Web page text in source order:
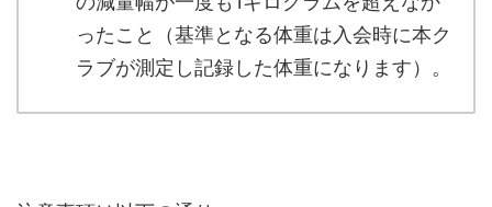
ったこと（基準となる体重は入会時に本ク
ラブが測定し記録した体重になります）。